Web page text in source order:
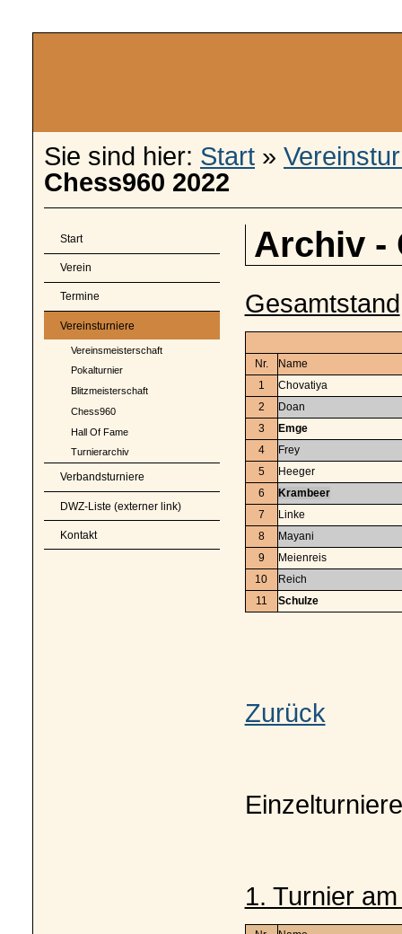
Sie sind hier: Start »
Chess960 2022
Start
Verein
Termine
Vereinsturniere
Vereinsmeisterschaft
Pokalturnier
Blitzmeisterschaft
Chess960
Hall Of Fame
Turnierarchiv
Verbandsturniere
DWZ-Liste (externer link)
Kontakt
Archiv -
Gesamtstand
Nr.
Name
1
Chovatiya
2
Doan
3
Emge
4
Frey
5
Heeger
6
Krambeer
7
Linke
8
Mayani
9
Meienreis
10
Reich
11
Schulze
Zurück
Einzelturniere
1. Turnier